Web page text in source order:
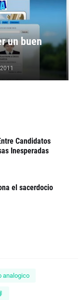
un buen
Candidatos
Inesperadas
el sacerdocio
analogico